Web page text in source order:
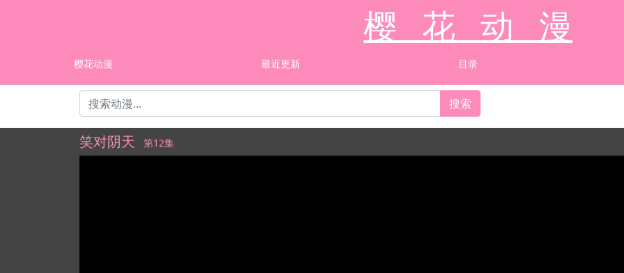
樱 花 动 漫
樱花动漫 最近更新 目录
搜索
笑对阴天 第12集